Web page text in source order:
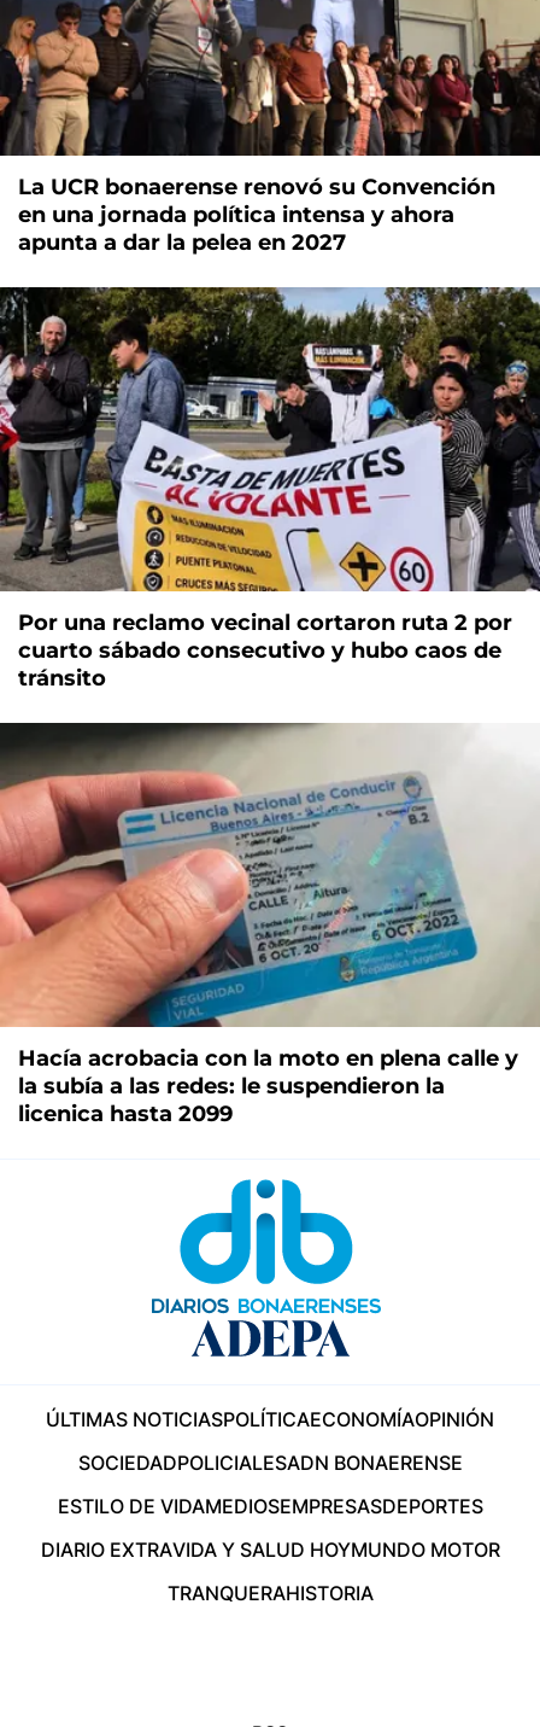
La UCR bonaerense renovó su Convención
en una jornada política intensa y ahora
apunta a dar la pelea en 2027
Por una reclamo vecinal cortaron ruta 2 por
cuarto sábado consecutivo y hubo caos de
tránsito
Hacía acrobacia con la moto en plena calle y
la subía a las redes: le suspendieron la
licenica hasta 2099
ÚLTIMAS NOTICIASPOLÍTICAECONOMÍAOPINIÓN
SOCIEDADPOLICIALESADN BONAERENSE
ESTILO DE VIDAMEDIOSEMPRESASDEPORTES
DIARIO EXTRAVIDA Y SALUD HOYMUNDO MOTOR
TRANQUERAHISTORIA